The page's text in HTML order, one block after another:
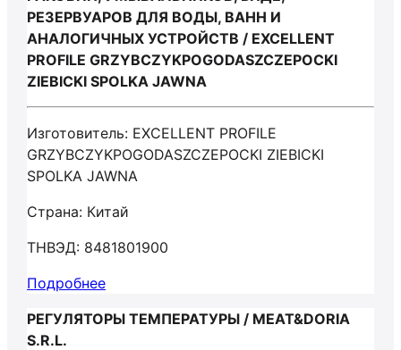
РЕЗЕРВУАРОВ ДЛЯ ВОДЫ, ВАНН И
АНАЛОГИЧНЫХ УСТРОЙСТВ / EXCELLENT
PROFILE GRZYBCZYKPOGODASZCZEPOCKI
ZIEBICKI SPOLKA JAWNA
Изготовитель: EXCELLENT PROFILE
GRZYBCZYKPOGODASZCZEPOCKI ZIEBICKI
SPOLKA JAWNA
Страна: Китай
ТНВЭД: 8481801900
Подробнее
РЕГУЛЯТОРЫ ТЕМПЕРАТУРЫ / MEAT&DORIA
S.R.L.